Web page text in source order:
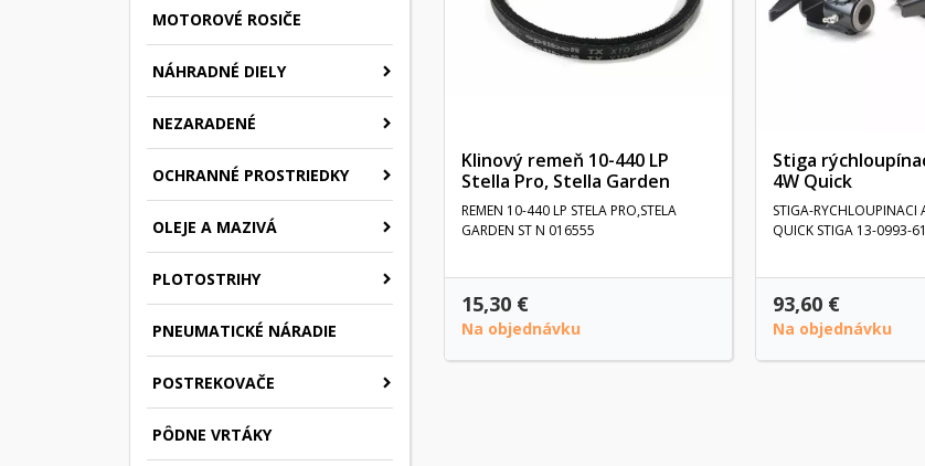
MOTOROVÉ ROSIČE
NÁHRADNÉ DIELY
NEZARADENÉ
OCHRANNÉ PROSTRIEDKY
OLEJE A MAZIVÁ
PLOTOSTRIHY
PNEUMATICKÉ NÁRADIE
POSTREKOVAČE
PÔDNE VRTÁKY
Klinový remeň 10-440 LP
Stella Pro, Stella Garden
REMEN 10-440 LP STELA PRO,STELA
GARDEN ST N 016555
15,30 €
Na objednávku
Stiga
4W Quick
STIGA-RYCHLOUPINACI
QUICK STIGA 13-0993-61
93,60 €
Na objednávku